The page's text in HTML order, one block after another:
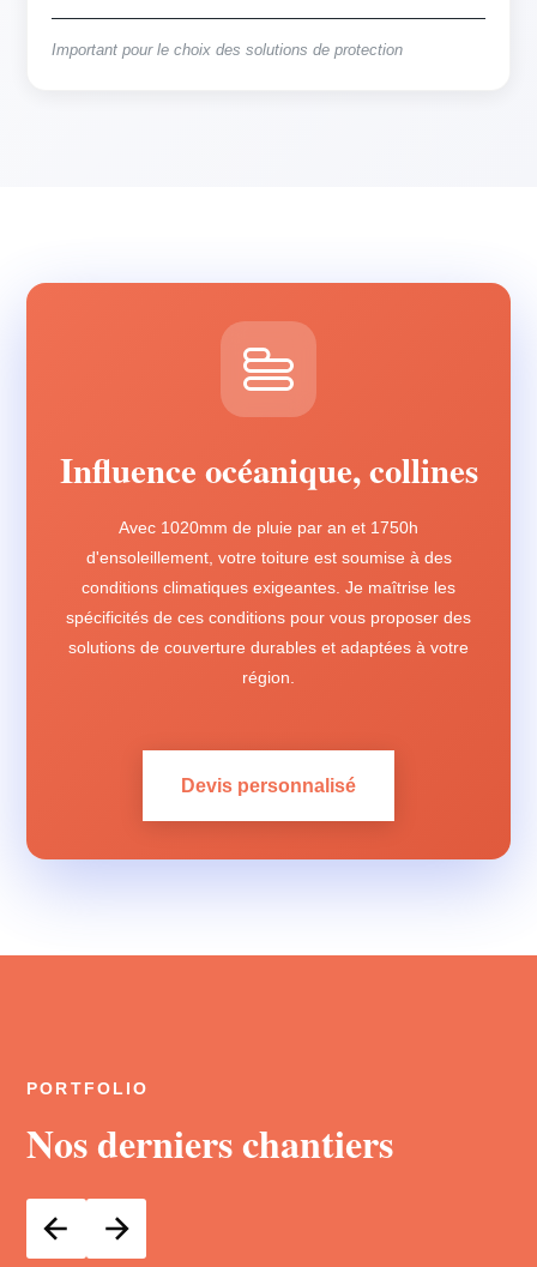
Important pour le choix des solutions de protection
Influence océanique, collines
Avec 1020mm de pluie par an et 1750h
d'ensoleillement, votre toiture est soumise à des
conditions climatiques exigeantes. Je maîtrise les
spécificités de ces conditions pour vous proposer des
solutions de couverture durables et adaptées à votre
région.
Devis personnalisé
PORTFOLIO
Nos derniers chantiers